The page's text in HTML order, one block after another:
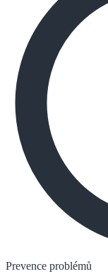
Prevence problémů